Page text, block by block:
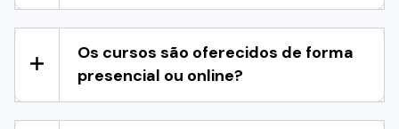
Os cursos são oferecidos de forma
presencial ou online?